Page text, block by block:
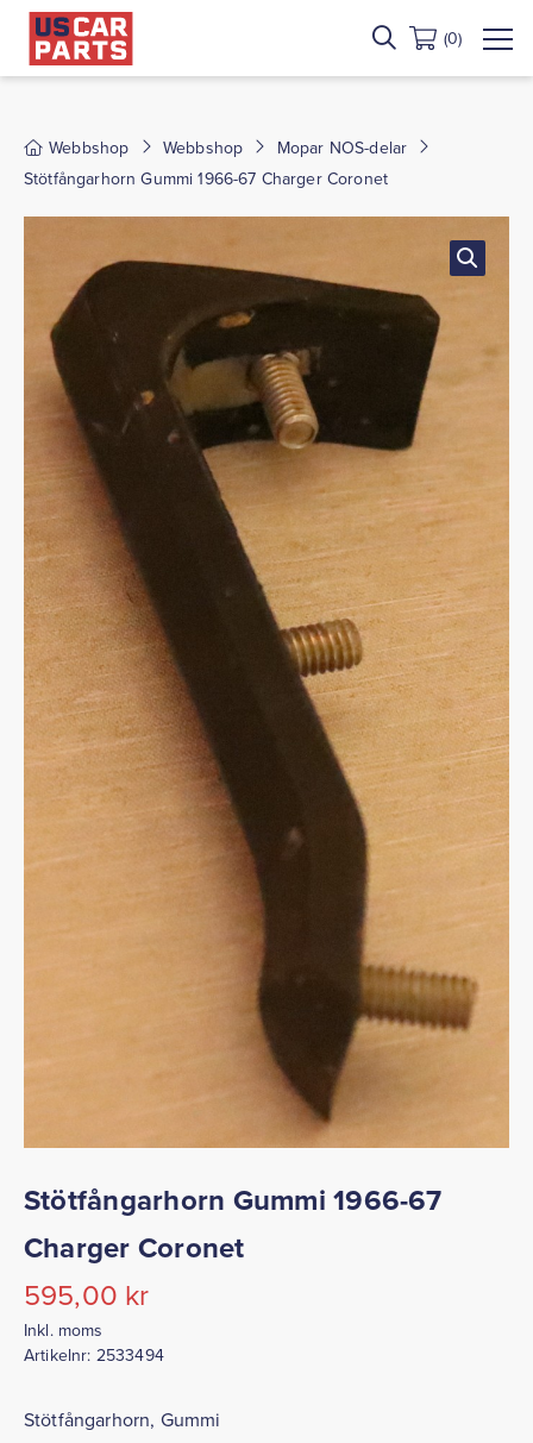
(0)
Webbshop Webbshop
Mopar NOS-delar
Stötfångarhorn Gummi 1966-67 Charger Coronet
Stötfångarhorn Gummi 1966-67
Charger Coronet
595,00 kr
Inkl. moms
Artikelnr: 2533494
Stötfångarhorn, Gummi